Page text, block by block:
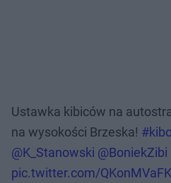
Ustawka kibiców na
na wysokości Brzeska!
@K_Stanowski @BoniekZibi
pic.twitter.com/